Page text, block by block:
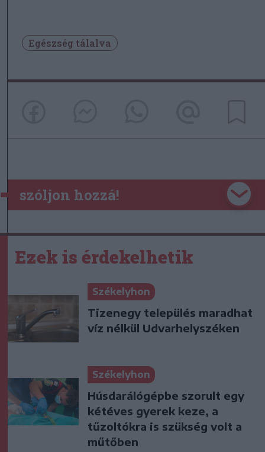
Egészség tálalva
szóljon hozzá!
Ezek is érdekelhetik
Székelyhon
Tizenegy település maradhat
víz nélkül Udvarhelyszéken
Székelyhon
Húsdarálógépbe szorult egy
kétéves gyerek keze, a
tűzoltókra is szükség volt a
műtőben